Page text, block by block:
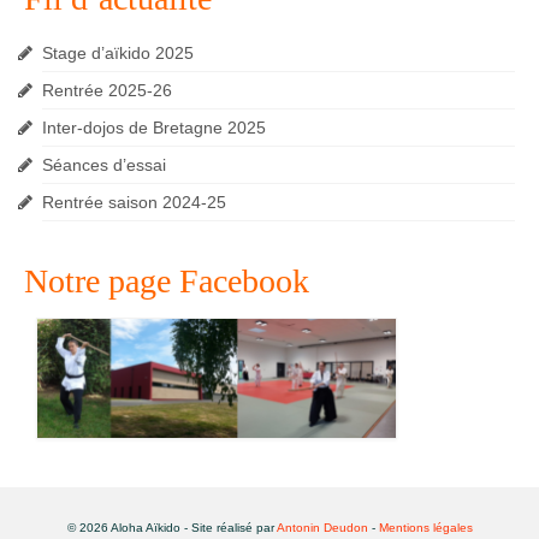
Stage d’aïkido 2025
Rentrée 2025-26
Inter-dojos de Bretagne 2025
Séances d’essai
Rentrée saison 2024-25
Notre page Facebook
© 2026 Aloha Aïkido - Site réalisé parAntonin Deudon - Mentions légales